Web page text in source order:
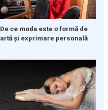
De ce moda este o formă de
artă și exprimare personală